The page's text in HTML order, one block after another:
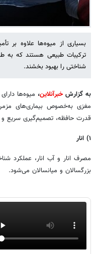
بسیاری از میوه‌ها علاوه بر
ترکیبات طبیعی هستند که به
شناختی را بهبود بخشند.
به گزارشخبرآنلاین، میوه‌ها
مغزی به‌خصوص بیماری‌های مزمن
قدرت حافظه، تصمیم‌گیری سریع
۱) انار
مصرف انار و آب انار، عملکرد
بزرگسالان و میانسالان می‌شود.